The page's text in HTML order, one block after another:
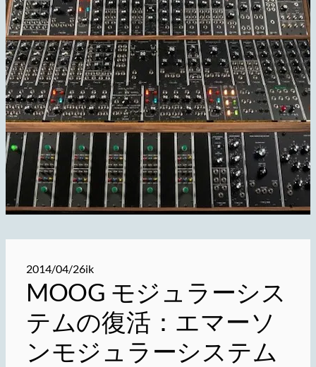
2014/04/26ik
MOOG モジュラーシス
テムの復活：エマーソ
ンモジュラーシステム